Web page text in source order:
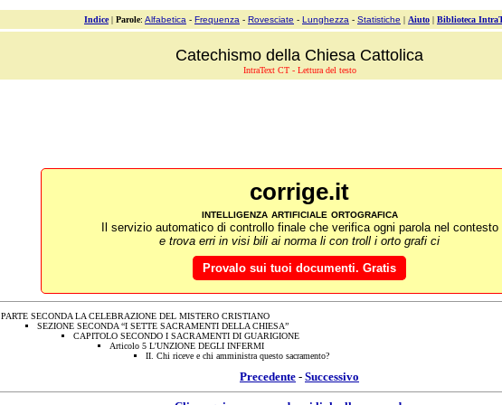
Indice| Parole: Alfabetica - Frequenza - Rovesciate - Lunghezza - Statistiche | Aiuto | Biblioteca
Catechismo della Chiesa Cattolica
IntraText CT - Lettura del testo
corrige.it
intelligenza artificiale ortografica
Il servizio automatico di controllo finale che verifica ogni parola nel contesto
e trova erri in visi bili ai norma li con troll i orto grafi ci
Provalo sui tuoi documenti. Gratis
PARTE SECONDA LA CELEBRAZIONE DEL MISTERO CRISTIANO
SEZIONE SECONDA “I SETTE SACRAMENTI DELLA CHIESA”
CAPITOLO SECONDO I SACRAMENTI DI GUARIGIONE
Articolo 5 L'UNZIONE DEGLI INFERMI
II. Chi riceve e chi amministra questo sacramento?
Precedente - Successivo